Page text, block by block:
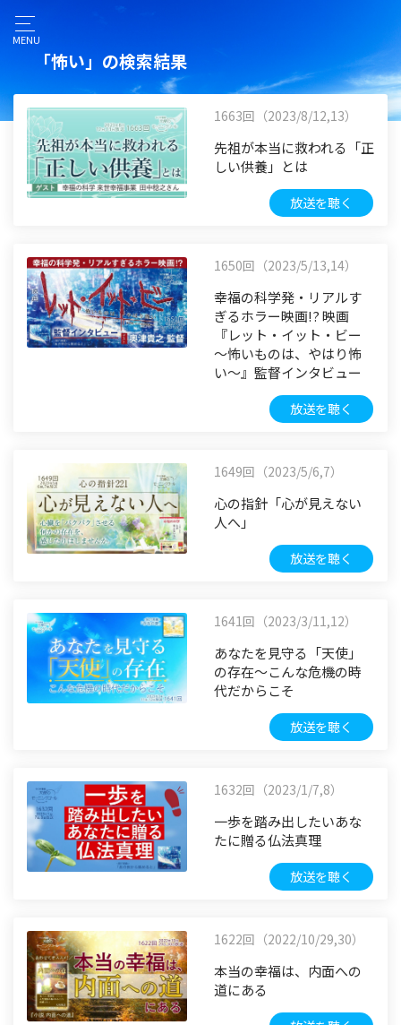
MENU
「怖い」の検索結果
1663回（2023/8/12,13）
先祖が本当に救われる「正
しい供養」とは
放送を聴く
1650回（2023/5/13,14）
幸福の科学発・リアルす
ぎるホラー映画!? 映画
『レット・イット・ビー
～怖いものは、やはり怖
い～』監督インタビュー
放送を聴く
1649回（2023/5/6,7）
心の指針「心が見えない
人へ」
放送を聴く
1641回（2023/3/11,12）
あなたを見守る「天使」
の存在～こんな危機の時
代だからこそ
放送を聴く
1632回（2023/1/7,8）
一歩を踏み出したいあな
たに贈る仏法真理
放送を聴く
1622回（2022/10/29,30）
本当の幸福は、内面への
道にある